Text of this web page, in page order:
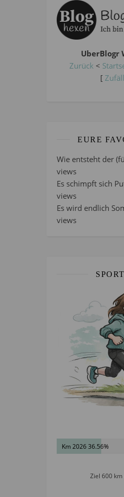
UberBlogr
Zurück <
[
EURE
Wie entsteht der
views
Es schimpft sich
views
Es wird endlich
views
Km 2026 36.56%
Ziel 600